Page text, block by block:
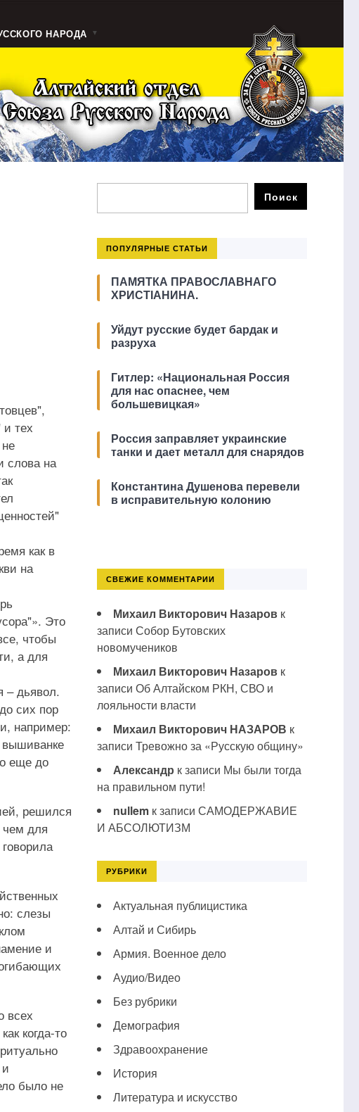
НАРОДА
тех
слова на
как в
на
Это
чтобы
а для
– дьявол.
сих пор
например:
вышиванке
еще до
решился
чем для
слезы
и
всех
когда-то
было не
ПОПУЛЯРНЫЕ СТАТЬИ
ПАМЯТКА ПРАВОСЛАВНАГО
ХРИСТІАНИНА.
Уйдут русские будет бардак и
разруха
Гитлер: «Национальная Россия
для нас опаснее, чем
большевицкая»
Россия заправляет украинские
танки и дает металл для снарядов
Константина Душенова перевели
в исправительную колонию
СВЕЖИЕ КОММЕНТАРИИ
Михаил Викторович Назаровк
записи Собор Бутовских
новомучеников
Михаил Викторович Назаровк
записи Об Алтайском РКН, СВО и
лояльности власти
Михаил Викторович НАЗАРОВ к
записи Тревожно за «Русскую общину»
Александр к записи Мы были тогда
на правильном пути!
nullemк записи САМОДЕРЖАВИЕ
И АБСОЛЮТИЗМ
РУБРИКИ
Актуальная публицистика
Алтай и Сибирь
Армия. Военное дело
Аудио/Видео
Без рубрики
Демография
Здравоохранение
История
Литература и искусство